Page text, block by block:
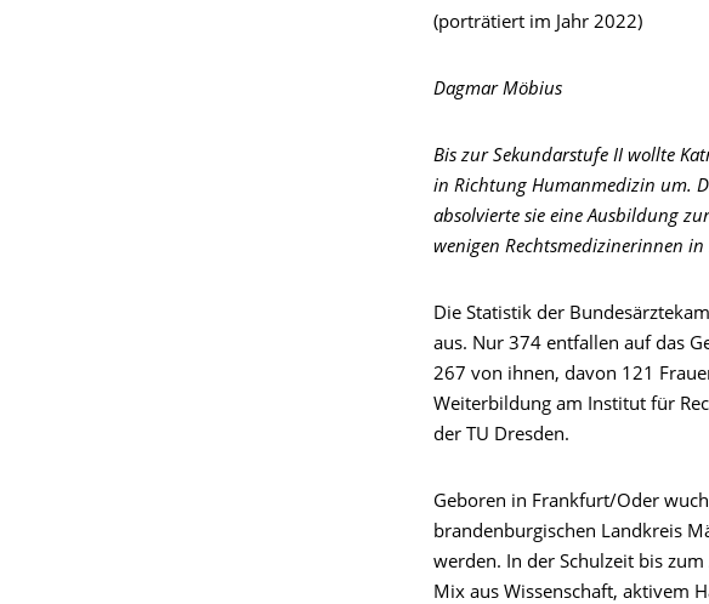
(porträtiert im Jahr 2022)
Dagmar Möbius
Bis zur Sekundarstufe II wollte
in Richtung Humanmedizin um.
absolvierte sie eine Ausbildung
wenigen Rechtsmedizinerinnen in
Die Statistik der
aus. Nur 374 entfallen auf das
267 von ihnen, davon 121
Weiterbildung am Institut für
der TU Dresden.
Geboren in Frankfurt/Oder
brandenburgischen Landkreis
werden. In der Schulzeit bis
Mix aus Wissenschaft, aktivem